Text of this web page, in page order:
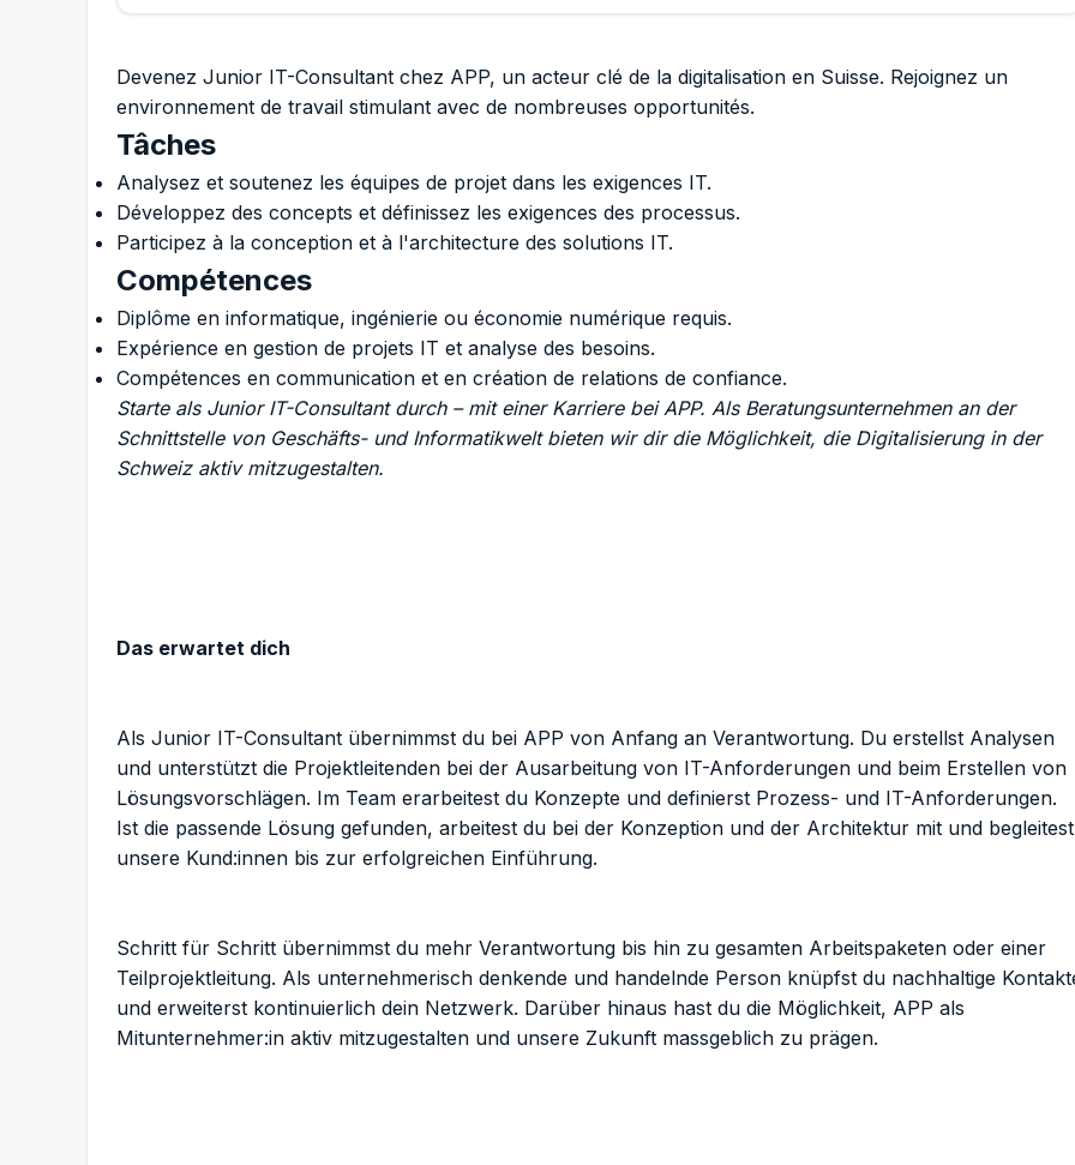
Devenez Junior IT-Consultant chez APP, un acteur clé de la digitalisation en Suisse. Rejoignez un
environnement de travail stimulant avec de nombreuses opportunités.
Tâches
Analysez et soutenez les équipes de projet dans les exigences IT.
Développez des concepts et définissez les exigences des processus.
Participez à la conception et à l'architecture des solutions IT.
Compétences
Diplôme en informatique, ingénierie ou économie numérique requis.
Expérience en gestion de projets IT et analyse des besoins.
Compétences en communication et en création de relations de confiance.
Starte als Junior IT-Consultant durch – mit einer Karriere bei APP. Als Beratungsunternehmen an der
Schnittstelle von Geschäfts- und Informatikwelt bieten wir dir die Möglichkeit, die Digitalisierung in der
Schweiz aktiv mitzugestalten.
Das erwartet dich
Als Junior IT-Consultant übernimmst du bei APP von Anfang an Verantwortung. Du erstellst Analysen
und unterstützt die Projektleitenden bei der Ausarbeitung von IT-Anforderungen und beim Erstellen von
Lösungsvorschlägen. Im Team erarbeitest du Konzepte und definierst Prozess- und IT-Anforderungen.
Ist die passende Lösung gefunden, arbeitest du bei der Konzeption und der Architektur mit und begleitest
unsere Kund:innen bis zur erfolgreichen Einführung.
Schritt für Schritt übernimmst du mehr Verantwortung bis hin zu gesamten Arbeitspaketen oder einer
Teilprojektleitung. Als unternehmerisch denkende und handelnde Person knüpfst du nachhaltige
und erweiterst kontinuierlich dein Netzwerk. Darüber hinaus hast du die Möglichkeit, APP als
Mitunternehmer:in aktiv mitzugestalten und unsere Zukunft massgeblich zu prägen.